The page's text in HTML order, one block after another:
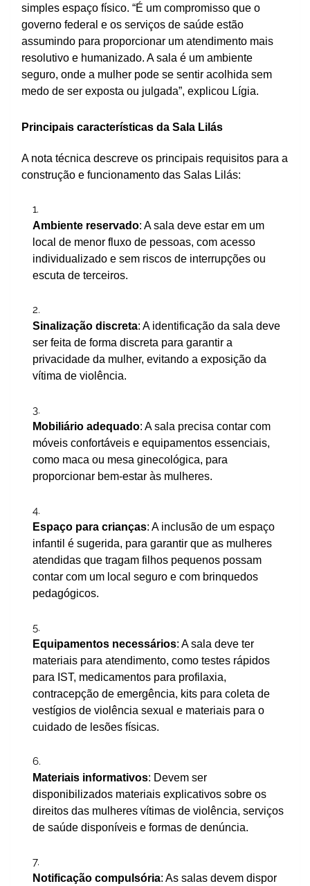
simples espaço físico. “É um compromisso que o
governo federal e os serviços de saúde estão
assumindo para proporcionar um atendimento mais
resolutivo e humanizado. A sala é um ambiente
seguro, onde a mulher pode se sentir acolhida sem
medo de ser exposta ou julgada”, explicou Lígia.
Principais características da Sala Lilás
A nota técnica descreve os principais requisitos para a
construção e funcionamento das Salas Lilás:
Ambiente reservado: A sala deve estar em um
local de menor fluxo de pessoas, com acesso
individualizado e sem riscos de interrupções ou
escuta de terceiros.
Sinalização discreta: A identificação da sala deve
ser feita de forma discreta para garantir a
privacidade da mulher, evitando a exposição da
vítima de violência.
Mobiliário adequado: A sala precisa contar com
móveis confortáveis e equipamentos essenciais,
como maca ou mesa ginecológica, para
proporcionar bem-estar às mulheres.
Espaço para crianças: A inclusão de um espaço
infantil é sugerida, para garantir que as mulheres
atendidas que tragam filhos pequenos possam
contar com um local seguro e com brinquedos
pedagógicos.
Equipamentos necessários: A sala deve ter
materiais para atendimento, como testes rápidos
para IST, medicamentos para profilaxia,
contracepção de emergência, kits para coleta de
vestígios de violência sexual e materiais para o
cuidado de lesões físicas.
Materiais informativos: Devem ser
disponibilizados materiais explicativos sobre os
direitos das mulheres vítimas de violência, serviços
de saúde disponíveis e formas de denúncia.
Notificação compulsória: As salas devem dispor